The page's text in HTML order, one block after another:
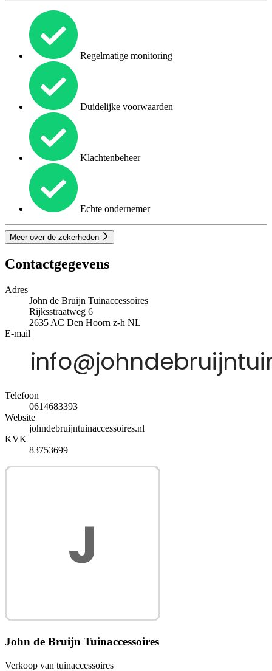
Regelmatige monitoring
Duidelijke voorwaarden
Klachtenbeheer
Echte ondernemer
Meer over de zekerheden
Contactgegevens
Adres
John de Bruijn Tuinaccessoires
Rijksstraatweg 6
2635 AC Den Hoorn z-h NL
E-mail
Telefoon
0614683393
Website
johndebruijntuinaccessoires.nl
KVK
83753699
John de Bruijn Tuinaccessoires
Verkoop van tuinaccessoires